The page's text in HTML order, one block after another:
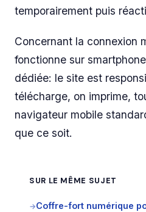
temporairement puis
Concernant la connexion
fonctionne sur
dédiée: le site est
télécharge, on imprime,
navigateur mobile
que ce soit.
SUR LE MÊME SUJET
→Coffre-fort numérique